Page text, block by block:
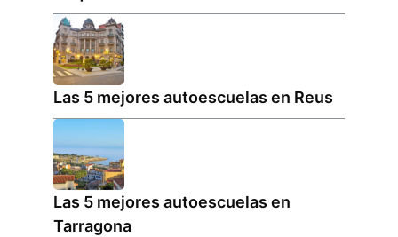
Las 5 mejores autoescuelas en Reus
Las 5 mejores autoescuelas en
Tarragona